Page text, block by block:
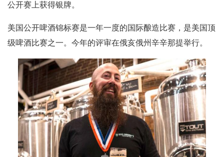
公开赛上获得银牌。
美国公开啤酒锦标赛是一年一度的国际酿造比赛，是美国顶
级啤酒比赛之一。今年的评审在俄亥俄州辛辛那提举行。